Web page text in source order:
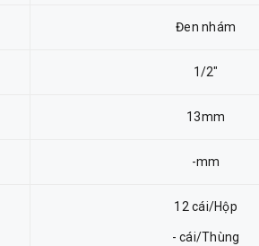
Đen nhám
1/2"
13mm
-mm
12 cái/Hộp
- cái/Thùng